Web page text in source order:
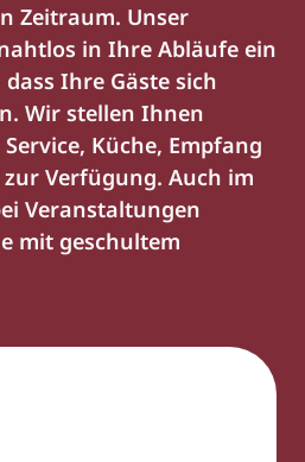
Zeitraum. Unser
in Ihre Abläufe ein
Ihre Gäste sich
Wir stellen Ihnen
Küche, Empfang
Verfügung. Auch im
Veranstaltungen
mit geschultem